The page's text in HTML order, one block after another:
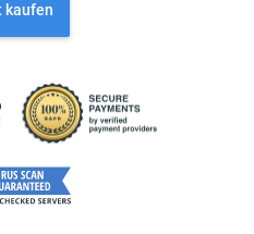
kaufen